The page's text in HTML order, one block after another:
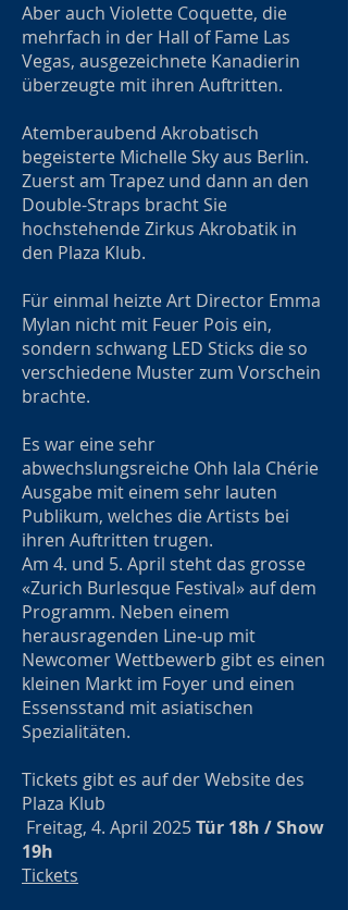
Aber auch Violette Coquette, die
mehrfach in der Hall of Fame Las
Vegas, ausgezeichnete Kanadierin
überzeugte mit ihren Auftritten.
Atemberaubend Akrobatisch
begeisterte Michelle Sky aus Berlin.
Zuerst am Trapez und dann an den
Double-Straps bracht Sie
hochstehende Zirkus Akrobatik in
den Plaza Klub.
Für einmal heizte Art Director Emma
Mylan nicht mit Feuer Pois ein,
sondern schwang LED Sticks die so
verschiedene Muster zum Vorschein
brachte.
Es war eine sehr
abwechslungsreiche Ohh lala Chérie
Ausgabe mit einem sehr lauten
Publikum, welches die Artists bei
ihren Auftritten trugen.
Am 4. und 5. April steht das grosse
«Zurich Burlesque Festival» auf dem
Programm. Neben einem
herausragenden Line-up mit
Newcomer Wettbewerb gibt es einen
kleinen Markt im Foyer und einen
Essensstand mit asiatischen
Spezialitäten.
Tickets gibt es auf der Website des
Plaza Klub
Freitag, 4. April 2025Tür 18h / Show
19h
Tickets